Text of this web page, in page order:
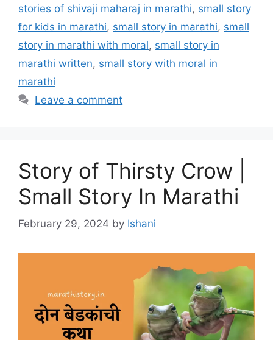
stories of shivaji maharaj in marathi, small story
for kids in marathi, small story in marathi, small
story in marathi with moral, small story in
marathi written, small story with moral in
marathi
Leave a comment
Story of Thirsty Crow |
Small Story In Marathi
February 29, 2024 by Ishani